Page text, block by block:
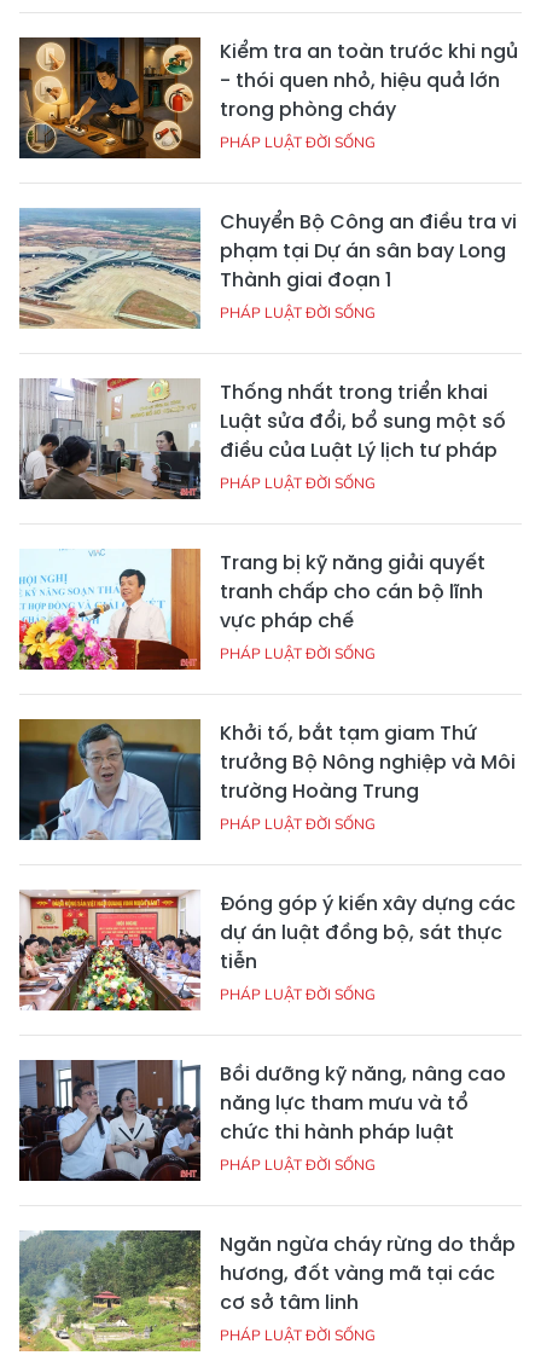
Kiểm tra an toàn trước khi ngủ
- thói quen nhỏ, hiệu quả lớn
trong phòng cháy
PHÁP LUẬT ĐỜI SỐNG
Chuyển Bộ Công an điều tra vi
phạm tại Dự án sân bay Long
Thành giai đoạn 1
PHÁP LUẬT ĐỜI SỐNG
Thống nhất trong triển khai
Luật sửa đổi, bổ sung một số
điều của Luật Lý lịch tư pháp
PHÁP LUẬT ĐỜI SỐNG
Trang bị kỹ năng giải quyết
tranh chấp cho cán bộ lĩnh
vực pháp chế
PHÁP LUẬT ĐỜI SỐNG
Khởi tố, bắt tạm giam Thứ
trưởng Bộ Nông nghiệp và Môi
trường Hoàng Trung
PHÁP LUẬT ĐỜI SỐNG
Đóng góp ý kiến xây dựng các
dự án luật đồng bộ, sát thực
tiễn
PHÁP LUẬT ĐỜI SỐNG
Bồi dưỡng kỹ năng, nâng cao
năng lực tham mưu và tổ
chức thi hành pháp luật
PHÁP LUẬT ĐỜI SỐNG
Ngăn ngừa cháy rừng do thắp
hương, đốt vàng mã tại các
cơ sở tâm linh
PHÁP LUẬT ĐỜI SỐNG